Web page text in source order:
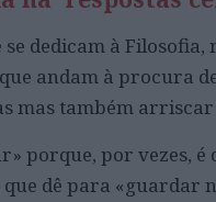
se dedicam à
andam à procura
mas também arriscar
porque, por vezes,
que dê para «guardar